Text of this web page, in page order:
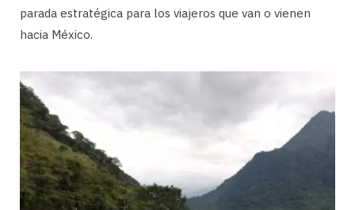
parada estratégica para los viajeros que van o vienen
hacia México.